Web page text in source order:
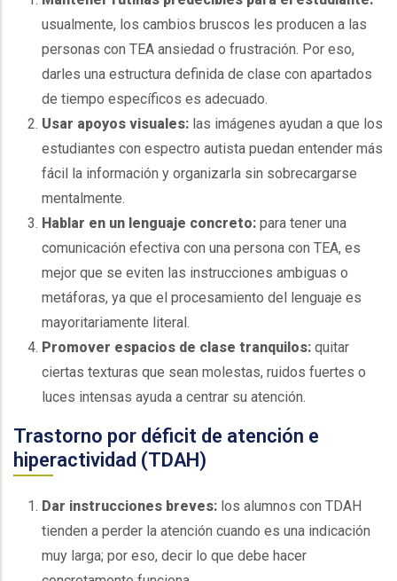
usualmente, los cambios bruscos les producen a las
personas con TEA ansiedad o frustración. Por eso,
darles una estructura definida de clase con apartados
de tiempo específicos es adecuado.
Usar apoyos visuales: las imágenes ayudan a que los
estudiantes con espectro autista puedan entender más
fácil la información y organizarla sin sobrecargarse
mentalmente.
Hablar en un lenguaje concreto: para tener una
comunicación efectiva con una persona con TEA, es
mejor que se eviten las instrucciones ambiguas o
metáforas, ya que el procesamiento del lenguaje es
mayoritariamente literal.
Promover espacios de clase tranquilos: quitar
ciertas texturas que sean molestas, ruidos fuertes o
luces intensas ayuda a centrar su atención.
Trastorno por déficit de atención e
hiperactividad (TDAH)
Dar instrucciones breves: los alumnos con TDAH
tienden a perder la atención cuando es una indicación
muy larga; por eso, decir lo que debe hacer